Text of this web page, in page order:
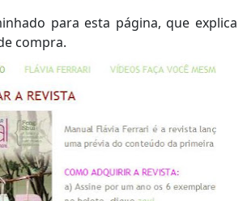
para esta página, que explica
compra.